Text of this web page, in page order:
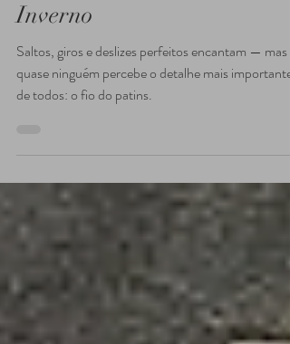
Cutelaria: O Papel do Fio do
Patins nas Olimpíadas de
Inverno
de todos: o fio do patins.